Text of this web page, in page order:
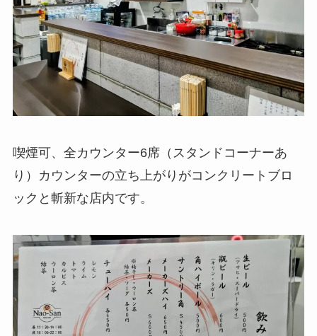
喫煙可、全カウンター6席（スタンドコーナーあ
り）カウンターの立ち上がりがコンクリートブロ
ックと斬新な店内です。